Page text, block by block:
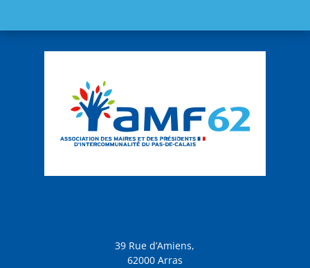
39 Rue d’Amiens,
62000 Arras